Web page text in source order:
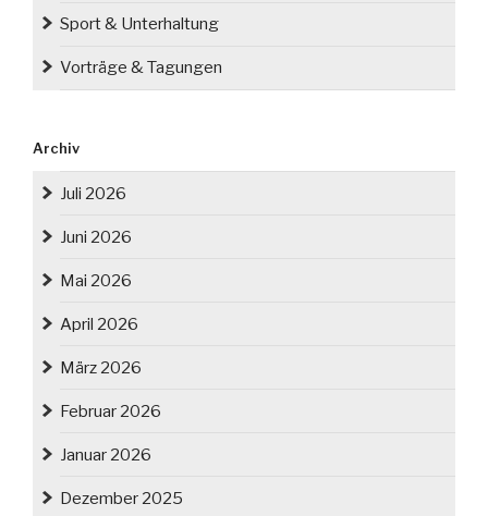
Sport & Unterhaltung
Vorträge & Tagungen
Archiv
Juli 2026
Juni 2026
Mai 2026
April 2026
März 2026
Februar 2026
Januar 2026
Dezember 2025